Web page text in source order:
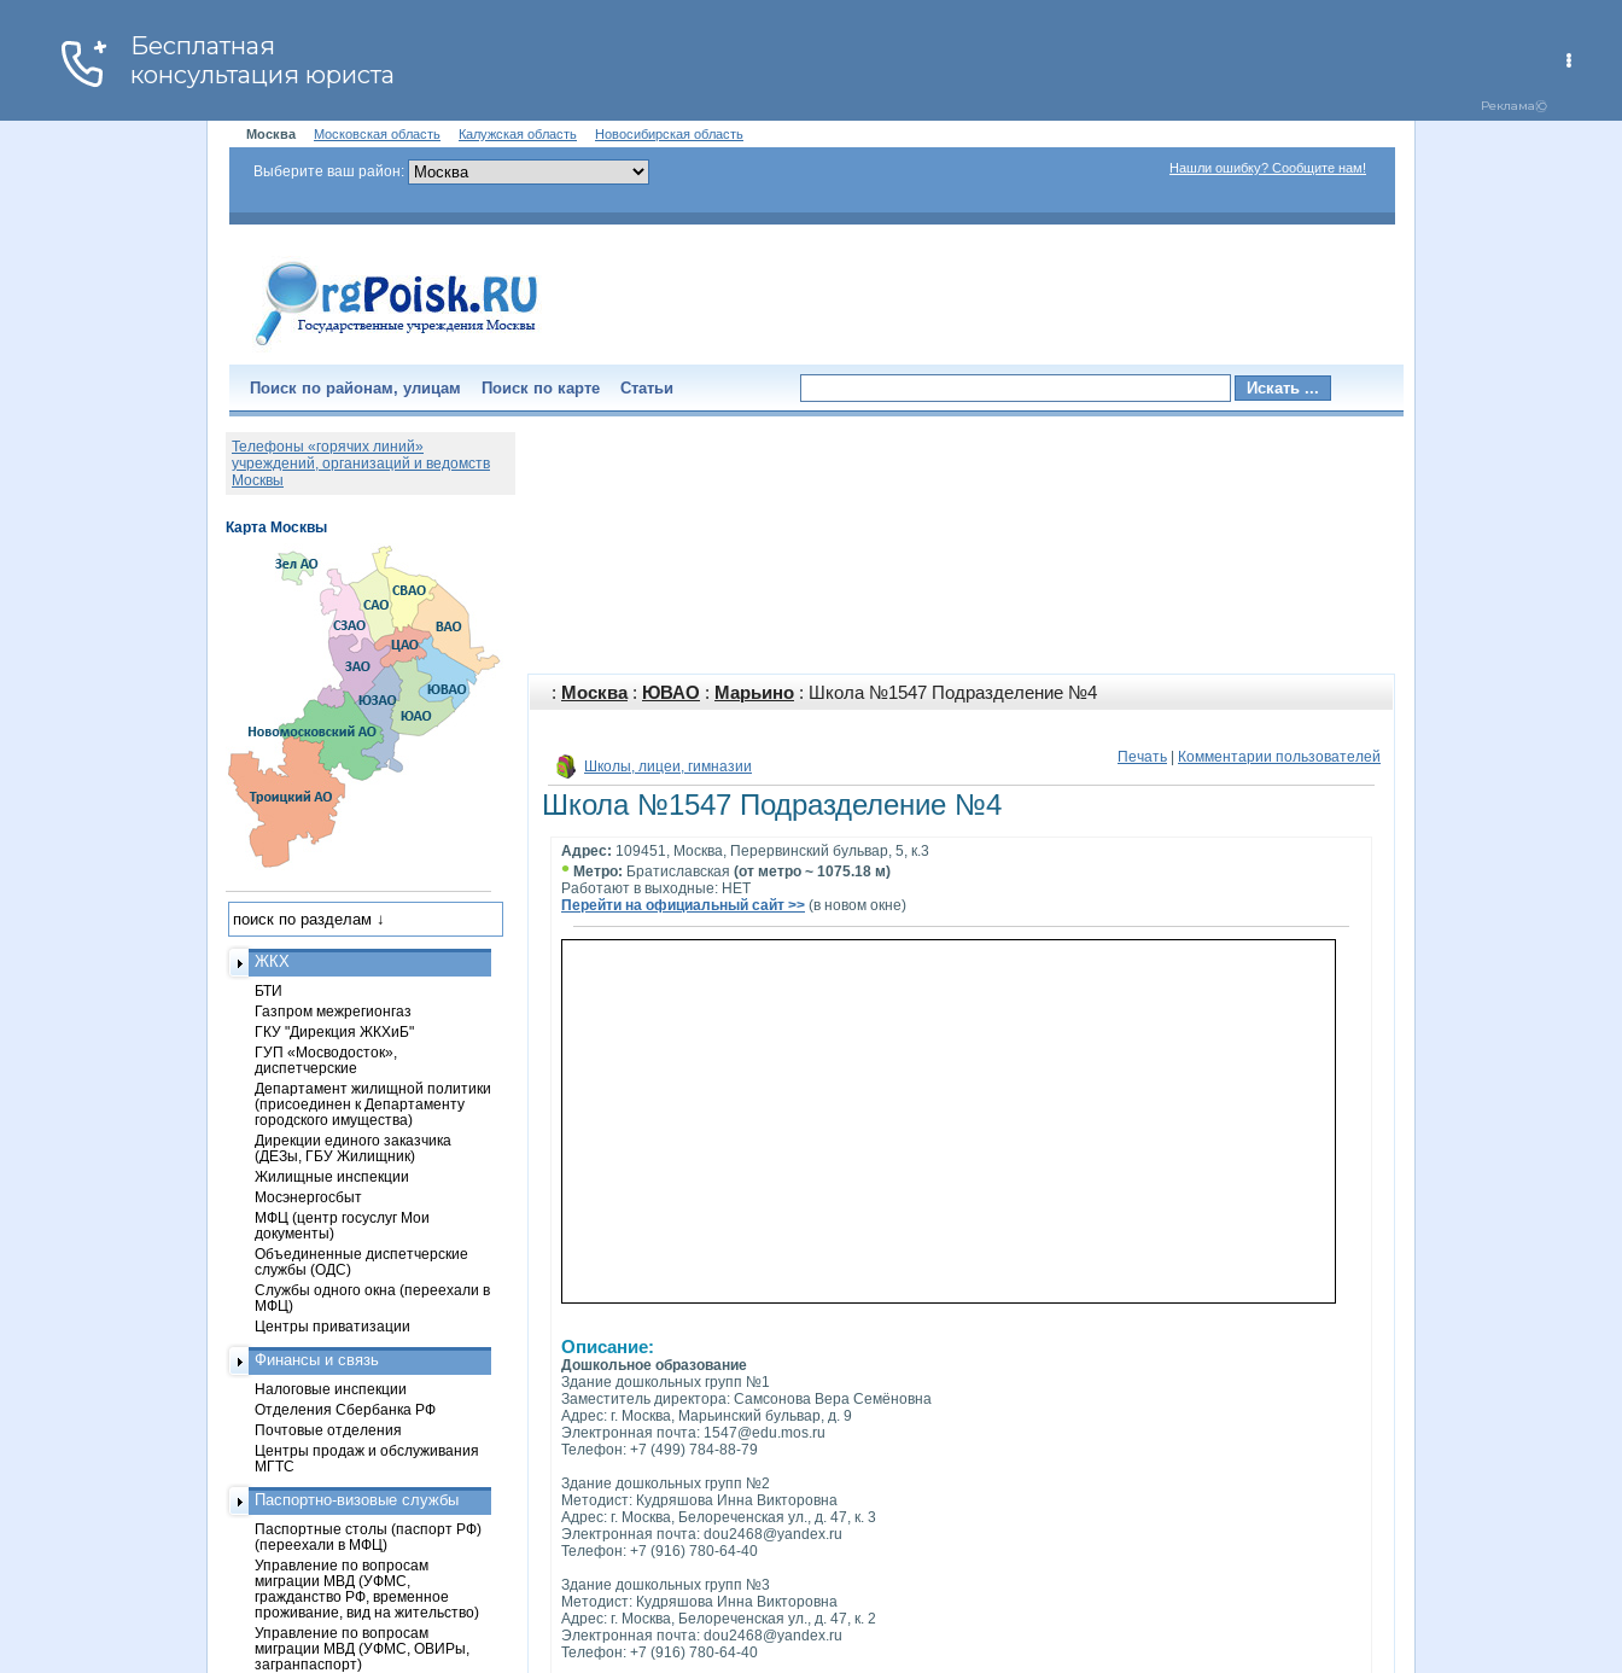
Москва Московская область Калужская область Новосибирская область
Выберите ваш район: Нашли ошибку? Сообщите нам!
Поиск по районам, улицам Поиск по карте Статьи
: Москва: ЮВАО : Марьино : Школа №1547 Подразделение №4
Печать Комментарии пользователей
Школы, лицеи, гимназии
Школа №1547 Подразделение №4
Адрес: 109451, Москва, Перервинский бульвар, 5, к.3
• Метро: Братиславская (от метро ~ 1075.18 м)
Работают в выходные: НЕТ
Перейти на официальный сайт >> (в новом окне)
Описание:
Дошкольное образование
Здание дошкольных групп №1
Заместитель директора: Самсонова Вера Семёновна
Адрес: г. Москва, Марьинский бульвар, д. 9
Электронная почта: 1547@edu.mos.ru
Телефон: +7 (499) 784-88-79
Здание дошкольных групп №2
Методист: Кудряшова Инна Викторовна
Адрес: г. Москва, Белореченская ул., д. 47, к. 3
Электронная почта: dou2468@yandex.ru
Телефон: +7 (916) 780-64-40
Здание дошкольных групп №3
Методист: Кудряшова Инна Викторовна
Адрес: г. Москва, Белореченская ул., д. 47, к. 2
Электронная почта: dou2468@yandex.ru
Телефон: +7 (916) 780-64-40
Телефоны «горячих линий»
учреждений, организаций и ведомств
Москвы
ЖКХ
БТИ
Газпром межрегионгаз
ГКУ "Дирекция ЖКХиБ"
ГУП «Мосводосток»,
диспетчерские
Департамент жилищной политики
(присоединен к Департаменту
городского имущества)
Дирекции единого заказчика
(ДЕЗы, ГБУ Жилищник)
Жилищные инспекции
Мосэнергосбыт
МФЦ (центр госуслуг Мои
документы)
Объединенные диспетчерские
службы (ОДС)
Службы одного окна (переехали в
МФЦ)
Центры приватизации
Финансы и связь
Налоговые инспекции
Отделения Сбербанка РФ
Почтовые отделения
Центры продаж и обслуживания
МГТС
Паспортно-визовые службы
Паспортные столы (паспорт РФ)
(переехали в МФЦ)
Управление по вопросам
миграции МВД (УФМС,
гражданство РФ, временное
проживание, вид на жительство)
Управление по вопросам
миграции МВД (УФМС, ОВИРы,
загранпаспорт)